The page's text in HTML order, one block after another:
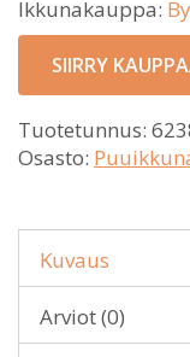
Ikkunakauppa:
SIIRRY
Tuotetunnus:
Osasto:
Kuvaus
Arviot (0)